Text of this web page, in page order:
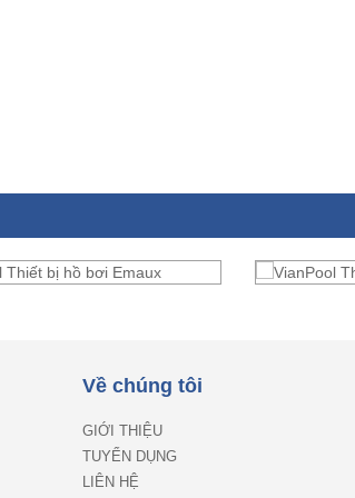
Về chúng tôi
GIỚI THIỆU
TUYỂN DỤNG
LIÊN HỆ